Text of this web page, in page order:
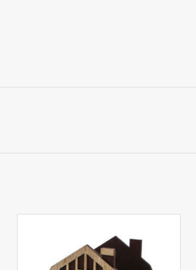
ZUM WARENKORB HINZUFÜGEN